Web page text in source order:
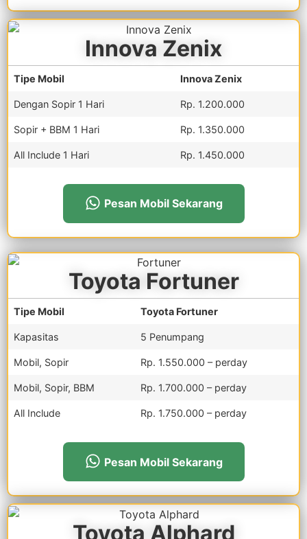
Innova Zenix
Tipe Mobil Innova Zenix
Dengan Sopir 1 Hari Rp. 1.200.000
Sopir + BBM 1 Hari Rp. 1.350.000
All Include 1 Hari Rp. 1.450.000
Pesan Mobil Sekarang
Toyota Fortuner
Tipe Mobil Toyota Fortuner
Kapasitas 5 Penumpang
Mobil, Sopir Rp. 1.550.000 – perday
Mobil, Sopir, BBM Rp. 1.700.000 – perday
All Include Rp. 1.750.000 – perday
Pesan Mobil Sekarang